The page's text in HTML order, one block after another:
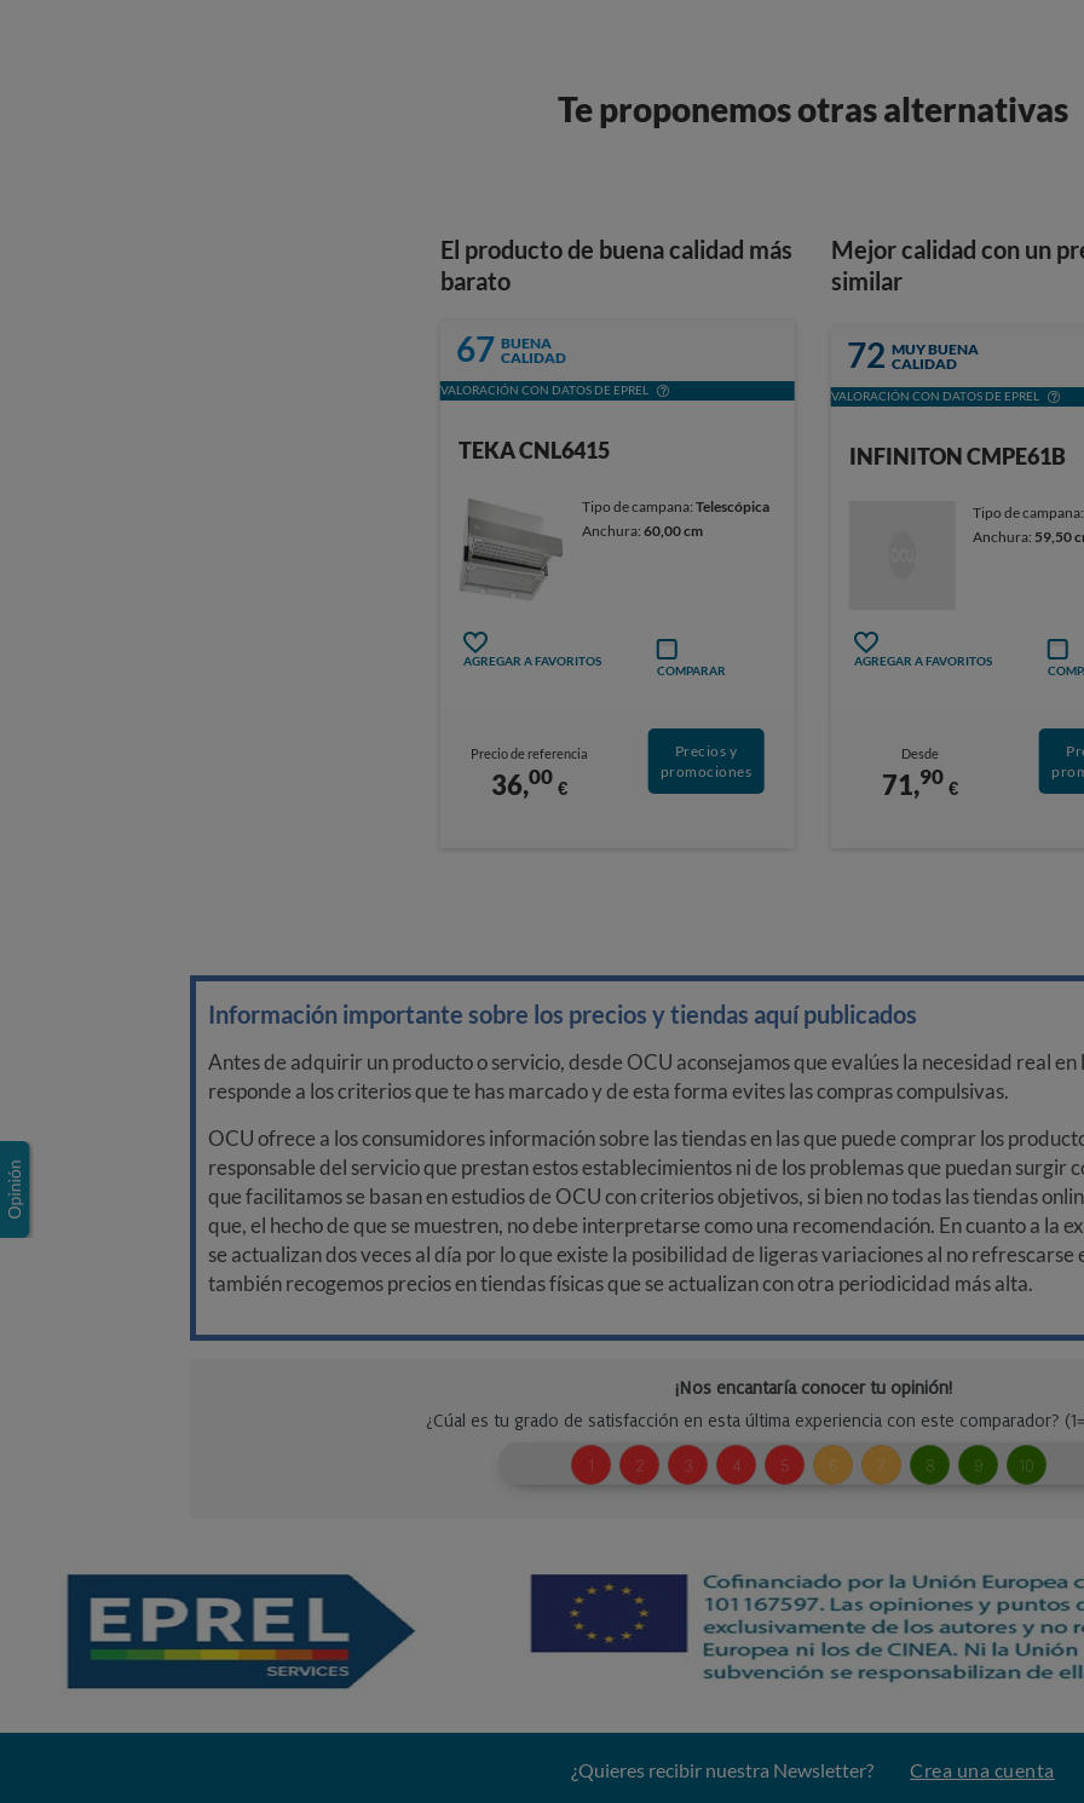
Te proponemos otras alternativas
El producto de buena calidad más
barato
67 BUENA
CALIDAD
VALORACIÓN CON DATOS DE EPREL
TEKA CNL6415
Tipo de campana:Telescópica
Anchura:60,00 cm
AGREGAR A FAVORITOS
COMPARAR
Precio de referencia
36,00 €
Precios y
promociones
Mejor calidad con un
similar
72 MUY BUENA
CALIDAD
VALORACIÓN CON DATOS DE EPREL
INFINITON CMPE61B
Tipo de
Anchura: 59,50
AGREGAR A FAVORITOS
Desde
71,90 €
Información importante sobre los precios y tiendas aquí publicados
Antes de adquirir un producto o servicio, desde OCU aconsejamos que evalúes la necesidad real
responde a los criterios que te has marcado y de esta forma evites las compras compulsivas.
OCU ofrece a los consumidores información sobre las tiendas en las que puede comprar los
responsable del servicio que prestan estos establecimientos ni de los problemas que puedan surgir
que facilitamos se basan en estudios de OCU con criterios objetivos, si bien no todas las tiendas
que, el hecho de que se muestren, no debe interpretarse como una recomendación. En cuanto a la
se actualizan dos veces al día por lo que existe la posibilidad de ligeras variaciones al no refrescarse
también recogemos precios en tiendas físicas que se actualizan con otra periodicidad más alta.
¿Quieres recibir nuestra Newsletter? Crea una cuenta